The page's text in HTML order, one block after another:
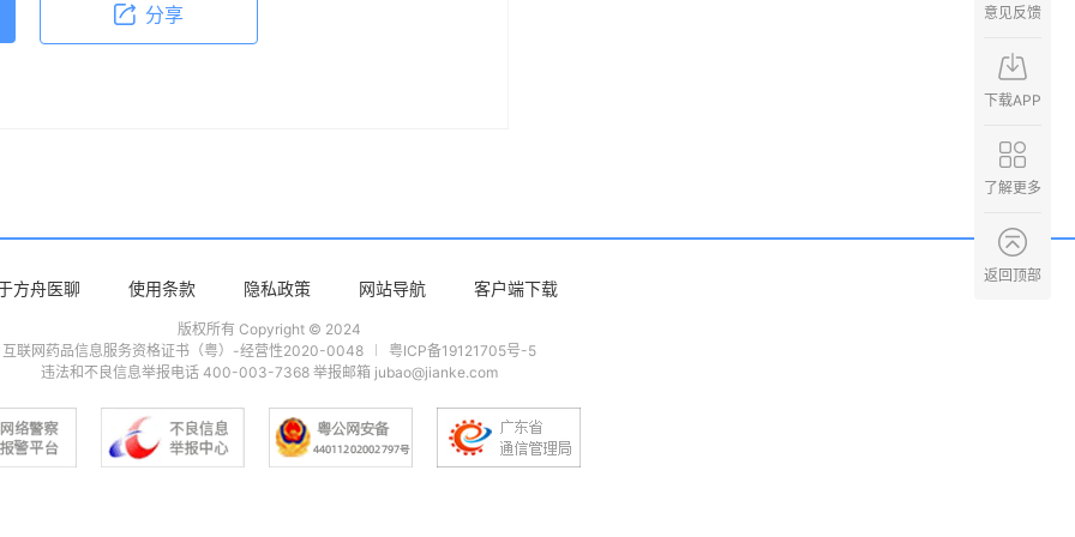
分享
方舟医聊 使用条款 隐私政策 网站导航 客户端下载
版权所有 Copyright © 2024
互联网药品信息服务资格证书（粤）-经营性2020-0048
粤ICP备19121705号-5
违法和不良信息举报电话 400-003-7368 举报邮箱 jubao@jianke.com
意见反馈
下载APP
了解更多
返回顶部